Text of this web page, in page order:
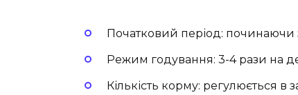
Початковий період: починаючи
Режим годування: 3-4 рази на
Кількість корму: регулюється в